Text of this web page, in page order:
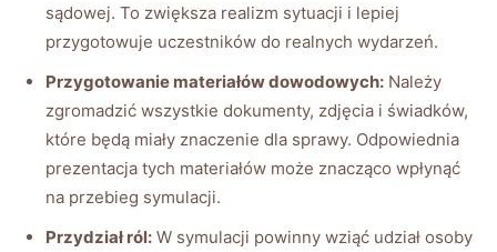
sądowej. To zwiększa realizm sytuacji i lepiej
przygotowuje uczestników do realnych wydarzeń.
Przygotowanie materiałów dowodowych: Należy
zgromadzić wszystkie dokumenty, zdjęcia i świadków,
które będą miały znaczenie dla sprawy. Odpowiednia
prezentacja tych materiałów może znacząco wpłynąć
na przebieg symulacji.
Przydział ról: W symulacji powinny wziąć udział osoby